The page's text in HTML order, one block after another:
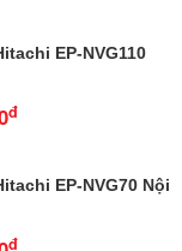
EP-NVG110
đ
EP-NVG70 Nội
đ